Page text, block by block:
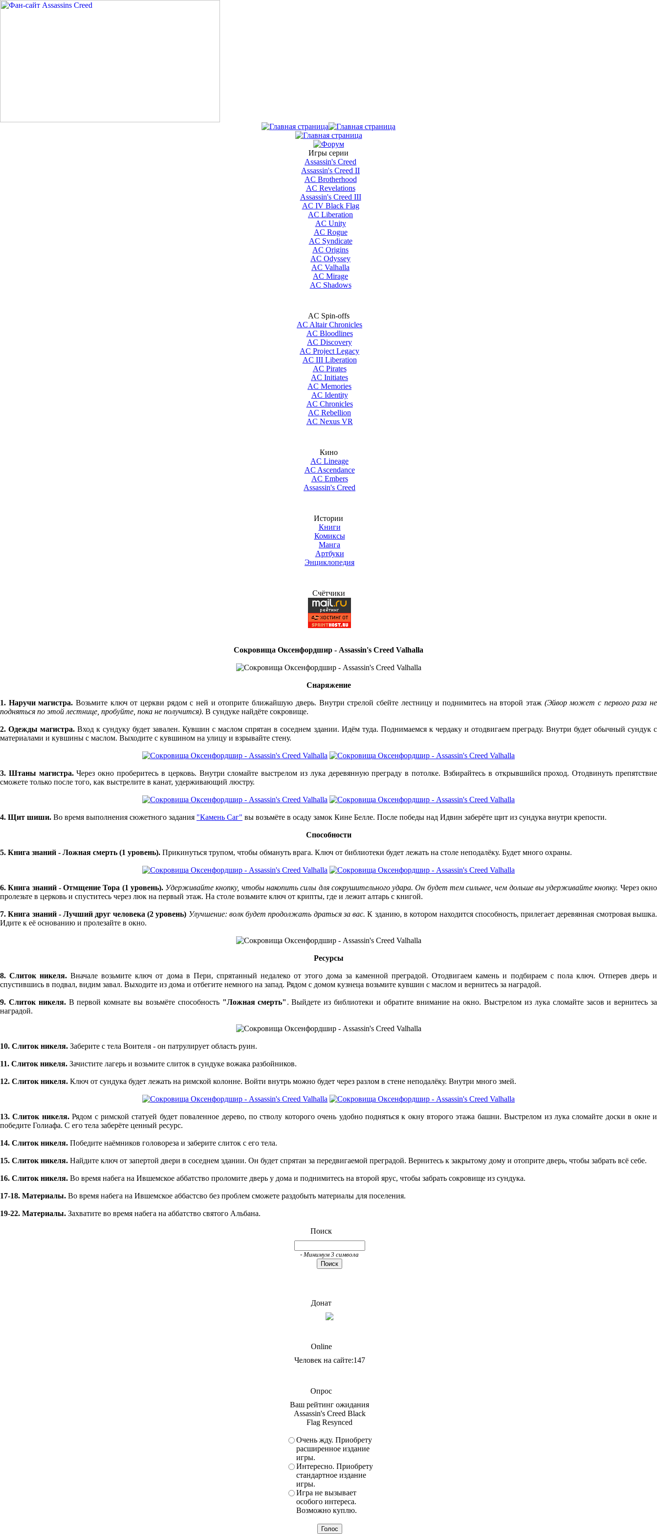
Игры серии
Assassin's Creed
Assassin's Creed II
AС Brotherhood
AC Revelations
Assassin's Creed III
AC IV Black Flag
AC Liberation
AC Unity
AC Rogue
AC Syndicate
AC Origins
AC Odyssey
AC Valhalla
AC Mirage
AC Shadows
AC Spin-offs
AC Altair Chronicles
AC Bloodlines
AC Discovery
AC Project Legacy
AC III Liberation
AC Pirates
AC Initiates
AC Memories
AC Identity
AC Chronicles
AC Rebellion
AC Nexus VR
Кино
AC Lineage
AC Ascendance
AC Embers
Assassin's Creed
Истории
Книги
Комиксы
Манга
Артбуки
Энциклопедия
Счётчики
Сокровища Оксенфордшир - Assassin's Creed Valhalla
Снаряжение
1. Наручи магистра. Возьмите ключ от церкви рядом с ней и отоприте ближайшую дверь. Внутри стрелой сбейте лестницу и поднимитесь на второй этаж (Эйвор может с первого раза не
подняться по этой лестнице, пробуйте, пока не получится). В сундуке найдёте сокровище.
2. Одежды магистра. Вход к сундуку будет завален. Кувшин с маслом спрятан в соседнем здании. Идём туда. Поднимаемся к чердаку и отодвигаем преграду. Внутри будет обычный сундук с
материалами и кувшины с маслом. Выходите с кувшином на улицу и взрывайте стену.
3. Штаны магистра.Через окно проберитесь в церковь. Внутри сломайте выстрелом из лука деревянную преграду в потолке. Взбирайтесь в открывшийся проход. Отодвинуть препятствие
сможете только после того, как выстрелите в канат, удерживающий люстру.
4. Щит шиши. Во время выполнения сюжетного задания "Камень Саг" вы возьмёте в осаду замок Кине Белле. После победы над Идвин заберёте щит из сундука внутри крепости.
Способности
5. Книга знаний - Ложная смерть (1 уровень). Прикинуться трупом, чтобы обмануть врага. Ключ от библиотеки будет лежать на столе неподалёку. Будет много охраны.
6. Книга знаний - Отмщение Тора (1 уровень). Удерживайте кнопку, чтобы накопить силы для сокрушительного удара. Он будет тем сильнее, чем дольше вы удерживайте кнопку. Через окно
пролезьте в церковь и спуститесь через люк на первый этаж. На столе возьмите ключ от крипты, где и лежит алтарь с книгой.
7. Книга знаний - Лучший друг человека (2 уровень) Улучшение: волк будет продолжать драться за вас. К зданию, в котором находится способность, прилегает деревянная смотровая вышка.
Идите к её основанию и пролезайте в окно.
Ресурсы
8. Слиток никеля. Вначале возьмите ключ от дома в Пери, спрятанный недалеко от этого дома за каменной преградой. Отодвигаем камень и подбираем с пола ключ. Отперев дверь и
спустившись в подвал, видим завал. Выходите из дома и отбегите немного на запад. Рядом с домом кузнеца возьмите кувшин с маслом и вернитесь за наградой.
9. Слиток никеля.В первой комнате вы возьмёте способность "Ложная смерть" . Выйдете из библиотеки и обратите внимание на окно. Выстрелом из лука сломайте засов и вернитесь за
наградой.
10. Слиток никеля. Заберите с тела Воителя - он патрулирует область руин.
11. Слиток никеля. Зачистите лагерь и возьмите слиток в сундуке вожака разбойников.
12. Слиток никеля. Ключ от сундука будет лежать на римской колонне. Войти внутрь можно будет через разлом в стене неподалёку. Внутри много змей.
13. Слиток никеля.Рядом с римской статуей будет поваленное дерево, по стволу которого очень удобно подняться к окну второго этажа башни. Выстрелом из лука сломайте доски в окне и
победите Голиафа. С его тела заберёте ценный ресурс.
14. Слиток никеля. Победите наёмников головореза и заберите слиток с его тела.
15. Слиток никеля. Найдите ключ от запертой двери в соседнем здании. Он будет спрятан за передвигаемой преградой. Вернитесь к закрытому дому и отоприте дверь, чтобы забрать всё себе.
16. Слиток никеля. Во время набега на Ившемское аббатство проломите дверь у дома и поднимитесь на второй ярус, чтобы забрать сокровище из сундука.
17-18. Материалы. Во время набега на Ившемское аббастсво без проблем сможете раздобыть материалы для поселения.
19-22. Материалы. Захватите во время набега на аббатство святого Альбана.
Поиск
- Минимум 3 символа
Донат
Online
Человек на сайте:147
Опрос
Ваш рейтинг ожидания
Assassin's Creed Black
Flag Resynced
Очень жду. Приобрету
расширенное издание
игры.
Интересно. Приобрету
стандартное издание
игры.
Игра не вызывает
особого интереса.
Возможно куплю.